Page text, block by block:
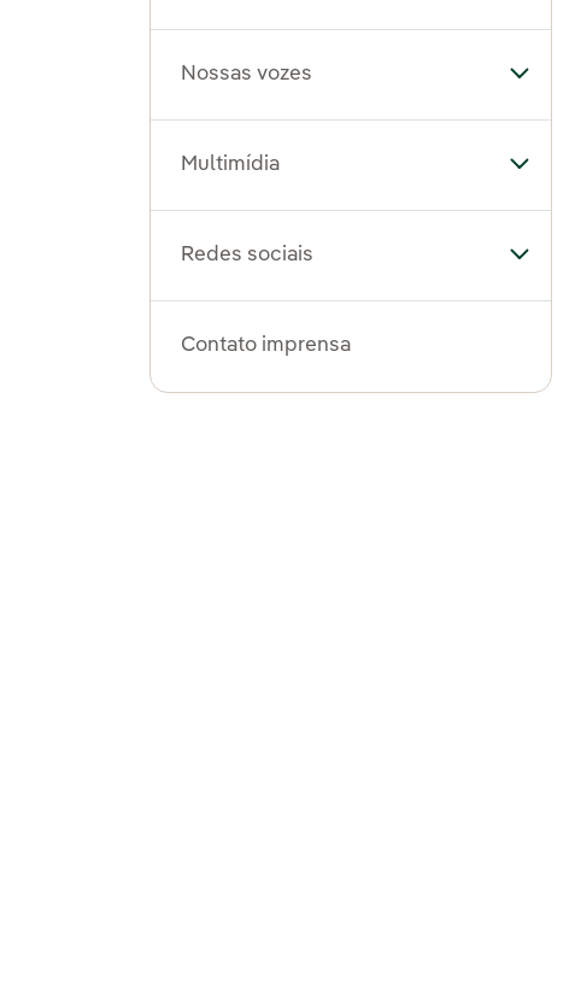
Nossas vozes
Multimídia
Redes sociais
Contato imprensa